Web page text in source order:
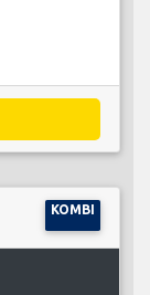
KOMBI